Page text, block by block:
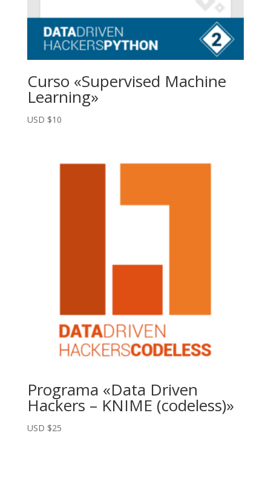
Curso «Supervised Machine
Learning»
USD $10
Programa «Data Driven
Hackers – KNIME (codeless)»
USD $25